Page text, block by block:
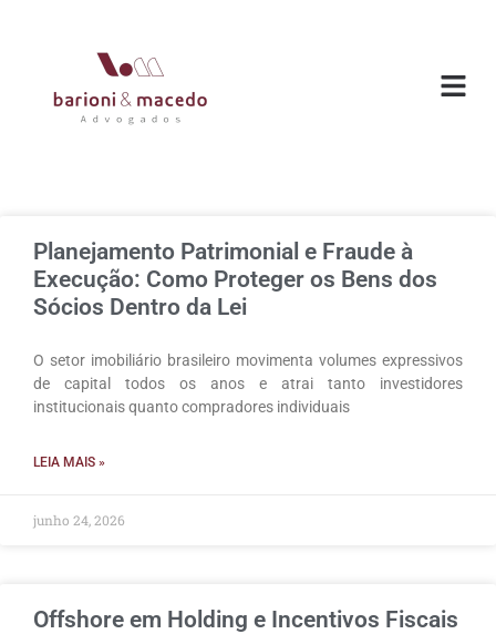
Planejamento Patrimonial e Fraude à
Execução: Como Proteger os Bens dos
Sócios Dentro da Lei
O setor imobiliário brasileiro movimenta volumes expressivos
de capital todos os anos e atrai tanto investidores
institucionais quanto compradores individuais
LEIA MAIS »
junho 24, 2026
Offshore em Holding e Incentivos Fiscais